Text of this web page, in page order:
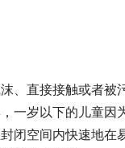
、直接接触或者被
一岁以下的儿童因
闭空间内快速地在